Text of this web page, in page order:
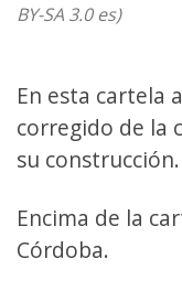
BY-SA 3.0 es)
En esta cartela
corregido de la
su construcción.
Encima de la
Córdoba.